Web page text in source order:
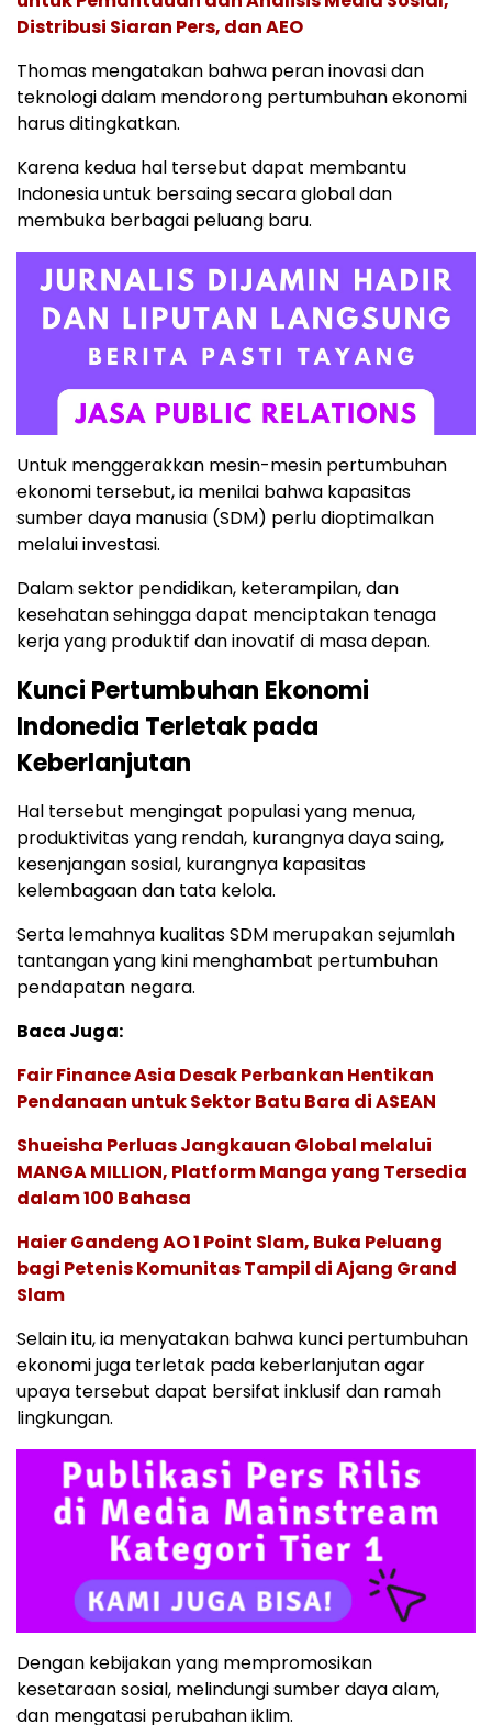
Distribusi Siaran Pers, dan AEO
Thomas mengatakan bahwa peran inovasi dan
teknologi dalam mendorong pertumbuhan ekonomi
harus ditingkatkan.
Karena kedua hal tersebut dapat membantu
Indonesia untuk bersaing secara global dan
membuka berbagai peluang baru.
Untuk menggerakkan mesin-mesin pertumbuhan
ekonomi tersebut, ia menilai bahwa kapasitas
sumber daya manusia (SDM) perlu dioptimalkan
melalui investasi.
Dalam sektor pendidikan, keterampilan, dan
kesehatan sehingga dapat menciptakan tenaga
kerja yang produktif dan inovatif di masa depan.
Kunci Pertumbuhan Ekonomi
Indonedia Terletak pada
Keberlanjutan
Hal tersebut mengingat populasi yang menua,
produktivitas yang rendah, kurangnya daya saing,
kesenjangan sosial, kurangnya kapasitas
kelembagaan dan tata kelola.
Serta lemahnya kualitas SDM merupakan sejumlah
tantangan yang kini menghambat pertumbuhan
pendapatan negara.
Baca Juga:
Fair Finance Asia Desak Perbankan Hentikan
Pendanaan untuk Sektor Batu Bara di ASEAN
Shueisha Perluas Jangkauan Global melalui
MANGA MILLION, Platform Manga yang Tersedia
dalam 100 Bahasa
Haier Gandeng AO 1 Point Slam, Buka Peluang
bagi Petenis Komunitas Tampil di Ajang Grand
Slam
Selain itu, ia menyatakan bahwa kunci pertumbuhan
ekonomi juga terletak pada keberlanjutan agar
upaya tersebut dapat bersifat inklusif dan ramah
lingkungan.
Dengan kebijakan yang mempromosikan
kesetaraan sosial, melindungi sumber daya alam,
dan mengatasi perubahan iklim.